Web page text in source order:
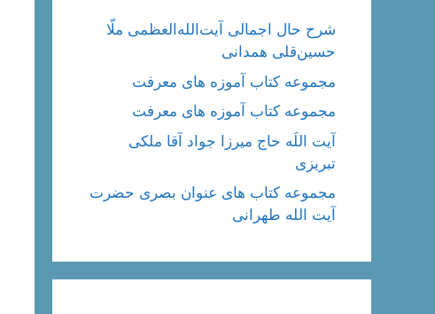
شرح حال اجمالی آیت‌الله‌العظمی ملّا
حسین‌قلی همدانی
مجموعه کتاب آموزه های معرفت
مجموعه کتاب آموزه های معرفت
آیت اللَه حاج میرزا جواد آقا ملکی
تبریزی
مجموعه کتاب های عنوان بصری حضرت
آیت الله طهرانی